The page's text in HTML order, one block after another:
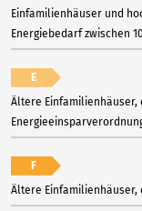
Einfamilienhäuser und
Energiebedarf zwischen
E
Ältere
F
Ältere Einfamilienhäuser,